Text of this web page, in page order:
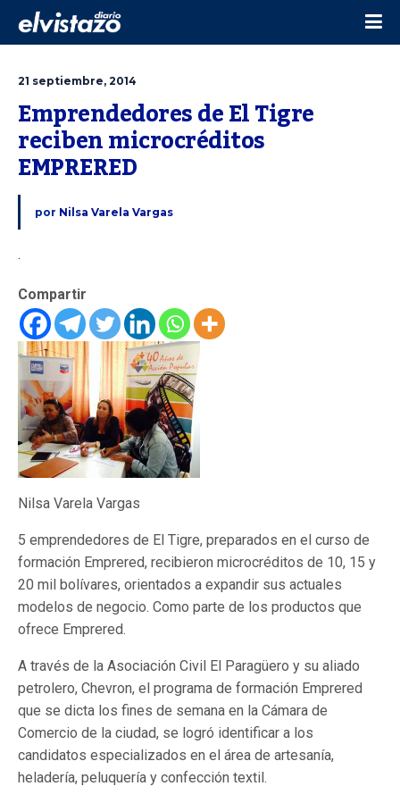
21 septiembre, 2014
Emprendedores de El Tigre
reciben microcréditos
EMPRERED
por Nilsa Varela Vargas
.
Compartir
Nilsa Varela Vargas
5 emprendedores de El Tigre, preparados en el curso de
formación Emprered, recibieron microcréditos de 10, 15 y
20 mil bolívares, orientados a expandir sus actuales
modelos de negocio. Como parte de los productos que
ofrece Emprered.
A través de la Asociación Civil El Paragüero y su aliado
petrolero, Chevron, el programa de formación Emprered
que se dicta los fines de semana en la Cámara de
Comercio de la ciudad, se logró identificar a los
candidatos especializados en el área de artesanía,
heladería, peluquería y confección textil.